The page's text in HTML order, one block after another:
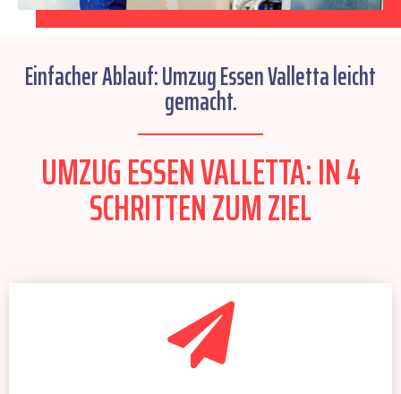
Einfacher Ablauf: Umzug Essen Valletta leicht
gemacht.
UMZUG ESSEN VALLETTA: IN 4
SCHRITTEN ZUM ZIEL